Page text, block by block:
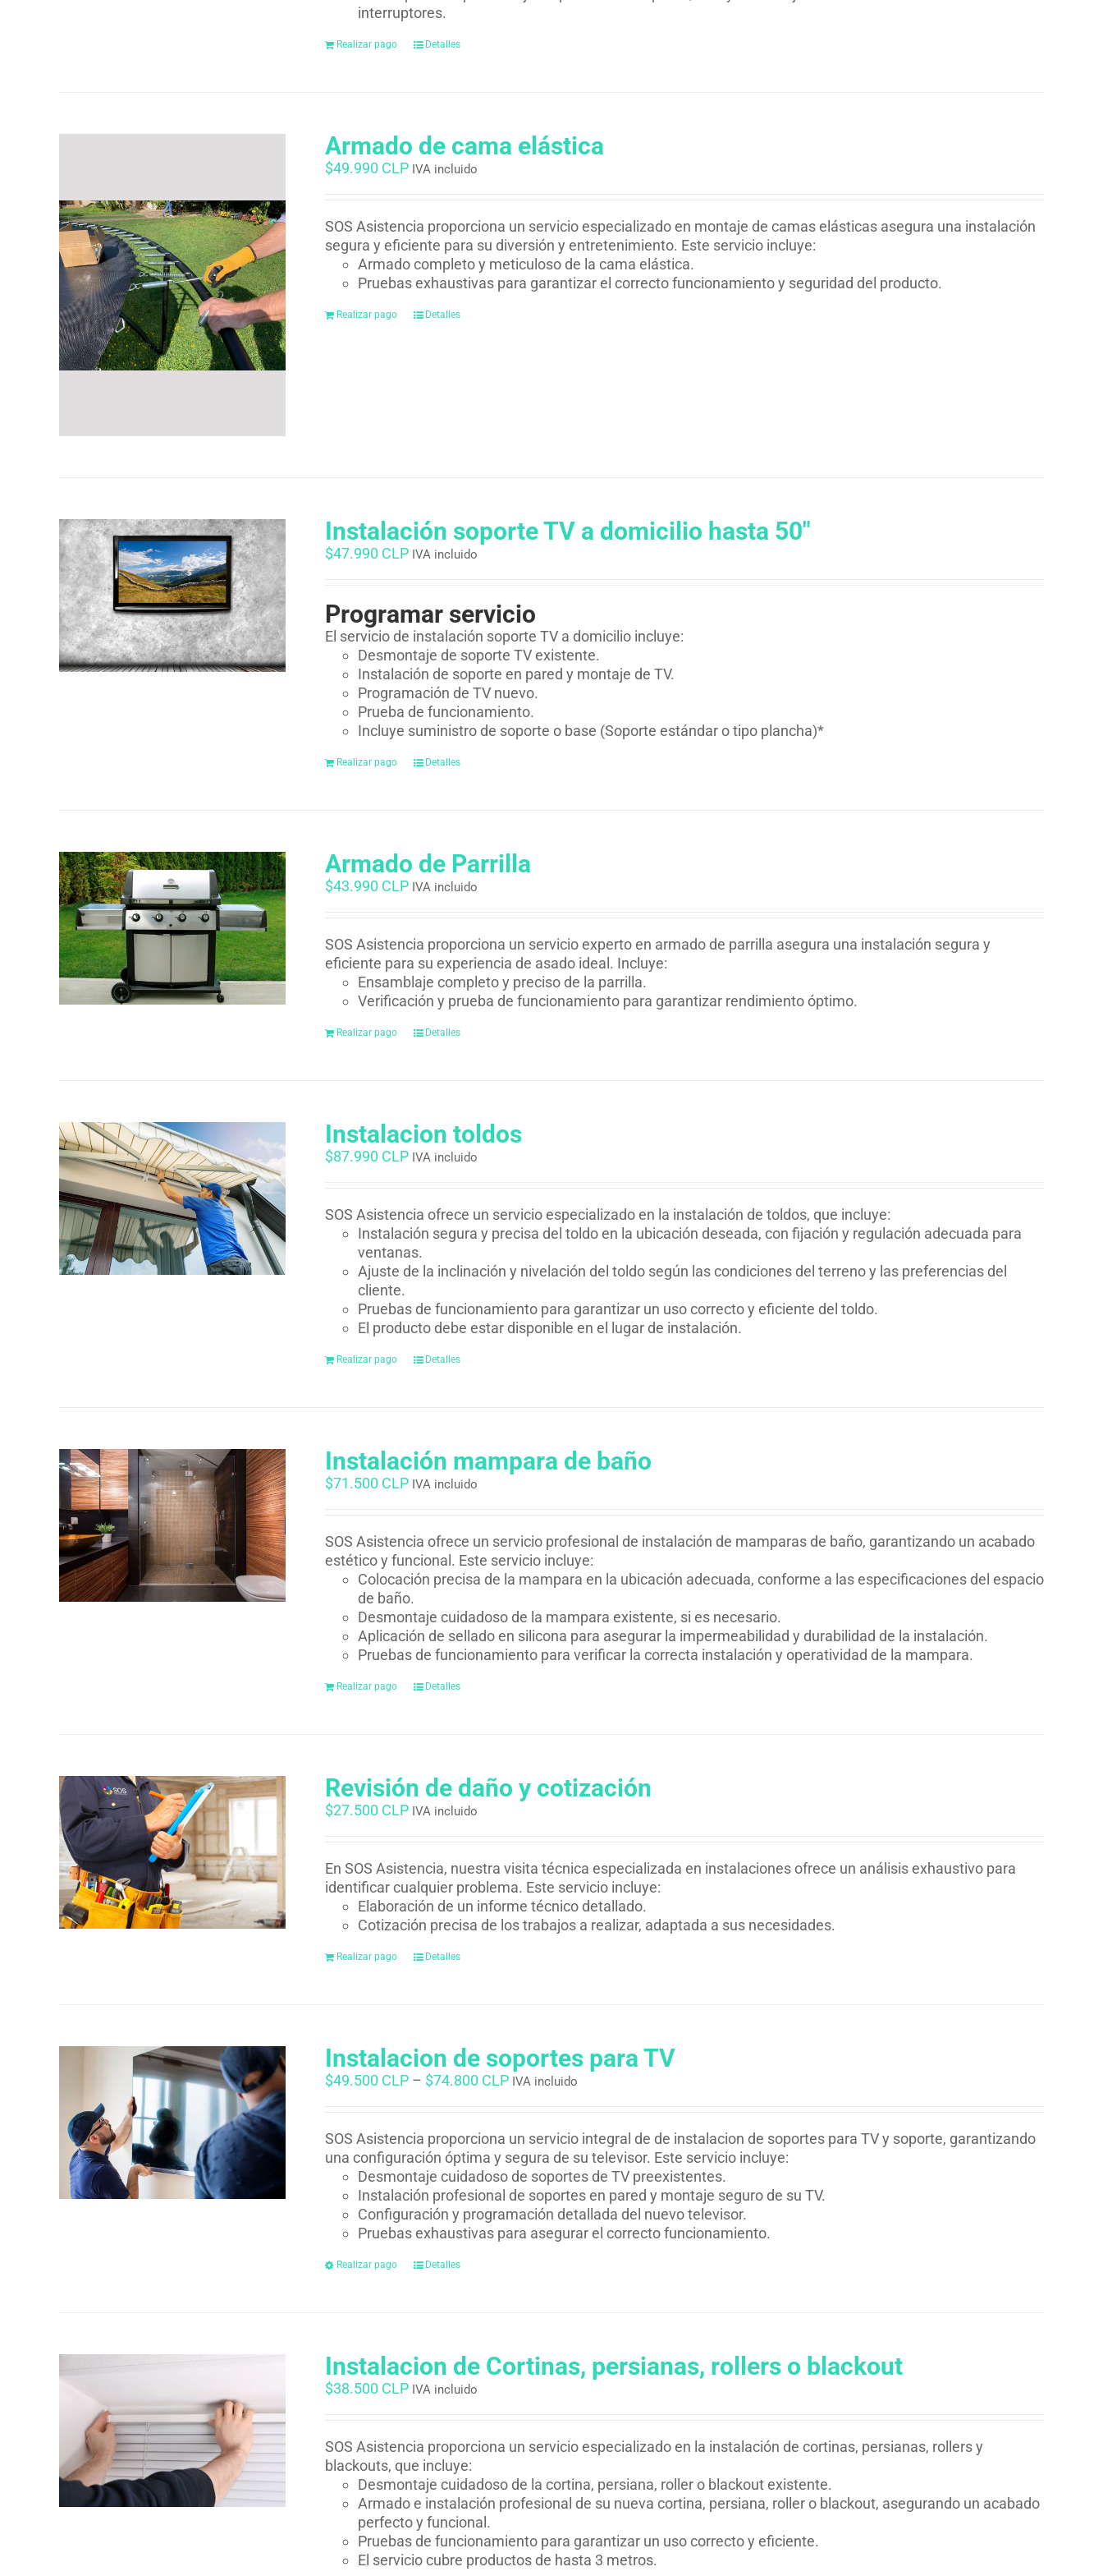
interruptores.
Realizar pago Detalles
Armado de cama elástica
$49.990 CLP IVA incluido
SOS Asistencia proporciona un servicio especializado en montaje de camas elásticas asegura una instalación
segura y eficiente para su diversión y entretenimiento. Este servicio incluye:
Armado completo y meticuloso de la cama elástica.
Pruebas exhaustivas para garantizar el correcto funcionamiento y seguridad del producto.
Realizar pago Detalles
Instalación soporte TV a domicilio hasta 50″
$47.990 CLP IVA incluido
Programar servicio
El servicio de instalación soporte TV a domicilio incluye:
Desmontaje de soporte TV existente.
Instalación de soporte en pared y montaje de TV.
Programación de TV nuevo.
Prueba de funcionamiento.
Incluye suministro de soporte o base (Soporte estándar o tipo plancha)*
Realizar pago Detalles
Armado de Parrilla
$43.990 CLP IVA incluido
SOS Asistencia proporciona un servicio experto en armado de parrilla asegura una instalación segura y
eficiente para su experiencia de asado ideal. Incluye:
Ensamblaje completo y preciso de la parrilla.
Verificación y prueba de funcionamiento para garantizar rendimiento óptimo.
Realizar pago Detalles
Instalacion toldos
$87.990 CLP IVA incluido
SOS Asistencia ofrece un servicio especializado en la instalación de toldos, que incluye:
Instalación segura y precisa del toldo en la ubicación deseada, con fijación y regulación adecuada para
ventanas.
Ajuste de la inclinación y nivelación del toldo según las condiciones del terreno y las preferencias del
cliente.
Pruebas de funcionamiento para garantizar un uso correcto y eficiente del toldo.
El producto debe estar disponible en el lugar de instalación.
Realizar pago Detalles
Instalación mampara de baño
$71.500 CLP IVA incluido
SOS Asistencia ofrece un servicio profesional de instalación de mamparas de baño, garantizando un acabado
estético y funcional. Este servicio incluye:
Colocación precisa de la mampara en la ubicación adecuada, conforme a las especificaciones del espacio
de baño.
Desmontaje cuidadoso de la mampara existente, si es necesario.
Aplicación de sellado en silicona para asegurar la impermeabilidad y durabilidad de la instalación.
Pruebas de funcionamiento para verificar la correcta instalación y operatividad de la mampara.
Realizar pago Detalles
Revisión de daño y cotización
$27.500 CLP IVA incluido
En SOS Asistencia, nuestra visita técnica especializada en instalaciones ofrece un análisis exhaustivo para
identificar cualquier problema. Este servicio incluye:
Elaboración de un informe técnico detallado.
Cotización precisa de los trabajos a realizar, adaptada a sus necesidades.
Realizar pago Detalles
Instalacion de soportes para TV
$49.500 CLP – $74.800 CLP IVA incluido
SOS Asistencia proporciona un servicio integral de de instalacion de soportes para TV y soporte, garantizando
una configuración óptima y segura de su televisor. Este servicio incluye:
Desmontaje cuidadoso de soportes de TV preexistentes.
Instalación profesional de soportes en pared y montaje seguro de su TV.
Configuración y programación detallada del nuevo televisor.
Pruebas exhaustivas para asegurar el correcto funcionamiento.
Realizar pago Detalles
Instalacion de Cortinas, persianas, rollers o blackout
$38.500 CLP IVA incluido
SOS Asistencia proporciona un servicio especializado en la instalación de cortinas, persianas, rollers y
blackouts, que incluye:
Desmontaje cuidadoso de la cortina, persiana, roller o blackout existente.
Armado e instalación profesional de su nueva cortina, persiana, roller o blackout, asegurando un acabado
perfecto y funcional.
Pruebas de funcionamiento para garantizar un uso correcto y eficiente.
El servicio cubre productos de hasta 3 metros.